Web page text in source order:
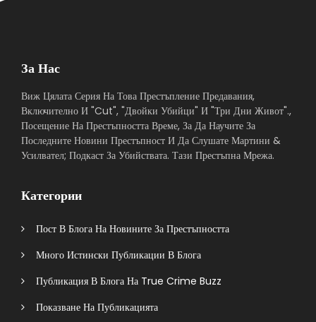
За Нас
Виж Цялата Серия На Това Престъпление Предавания,
Включително И "Cut", "Двойки Убийци" И "Три Дни Живот".,
Посещение На Престъпността Време, За Да Научите За
Последните Новини Престъпност И Да Слушате Мартини &
Усилвател; Подкаст За Убийствата. Тази Престъпна Мрежа.
Категории
Пост В Блога На Новините За Престъпността
Много Истински Публикации В Блога
Публикация В Блога На True Crime Buzz
Показване На Публикацията